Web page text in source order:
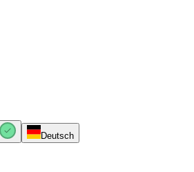
Deutsch